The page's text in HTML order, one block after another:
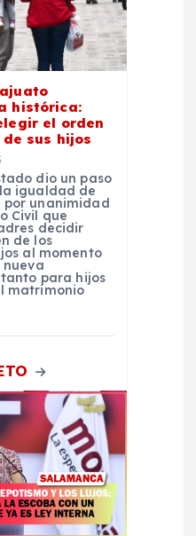
histórica:
el orden
sus hijos
dio un paso
igualdad de
unanimidad
Civil que
decidir
de los
al momento
para hijos
matrimonio